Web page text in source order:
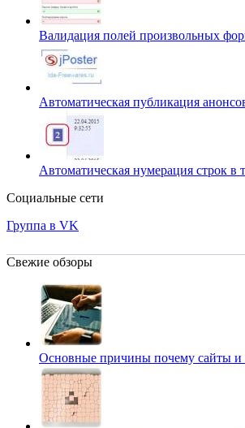
Валидация полей произвольных
Автоматическая публикация
Автоматическая нумерация строк
Социальные сети
Группа в VK
Свежие обзоры
Основные причины почему сайты и